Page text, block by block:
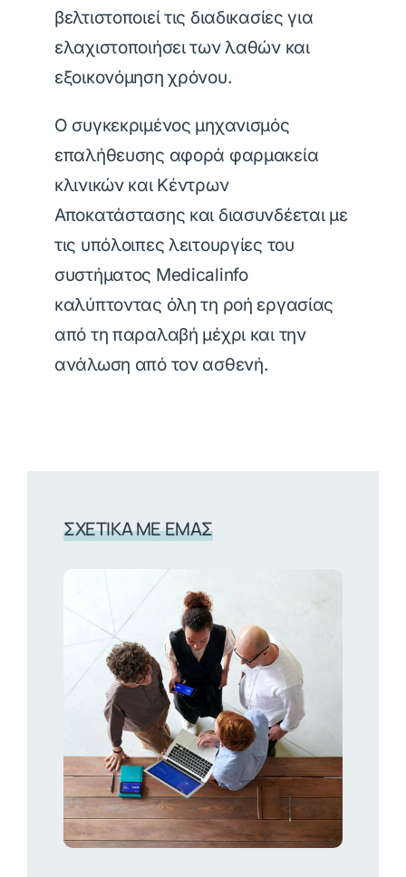
βελτιστοποιεί τις διαδικασίες για
ελαχιστοποιήσει των λαθών και
εξοικονόμηση χρόνου.
Ο συγκεκριμένος μηχανισμός
επαλήθευσης αφορά φαρμακεία
κλινικών και Κέντρων
Αποκατάστασης και διασυνδέεται με
τις υπόλοιπες λειτουργίες του
συστήματος Medicalinfo
καλύπτοντας όλη τη ροή εργασίας
από τη παραλαβή μέχρι και την
ανάλωση από τον ασθενή.
ΣΧΕΤΙΚΆ ΜΕ ΕΜΆΣ